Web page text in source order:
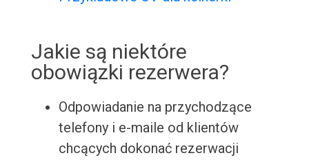
Jakie są niektóre
obowiązki rezerwera?
Odpowiadanie na przychodzące
telefony i e-maile od klientów
chcących dokonać rezerwacji